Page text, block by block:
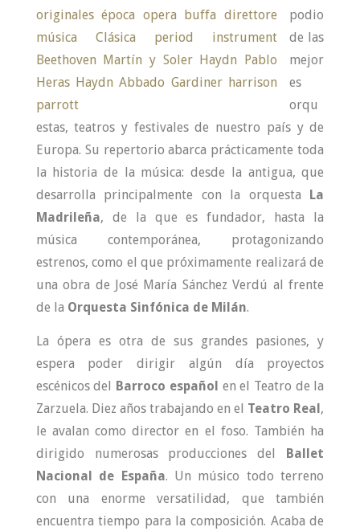
podio
de las
mejor
es
orqu
estas, teatros y festivales de nuestro país y de
Europa. Su repertorio abarca prácticamente toda
la historia de la música: desde la antigua, que
desarrolla principalmente con la orquesta La
Madrileña, de la que es fundador, hasta la
música contemporánea, protagonizando
estrenos, como el que próximamente realizará de
una obra de José María Sánchez Verdú al frente
de la Orquesta Sinfónica de Milán.
La ópera es otra de sus grandes pasiones, y
espera poder dirigir algún día proyectos
escénicos del Barroco español en el Teatro de la
Zarzuela. Diez años trabajando en el Teatro Real,
le avalan como director en el foso. También ha
dirigido numerosas producciones del Ballet
Nacional de España. Un músico todo terreno
con una enorme versatilidad, que también
encuentra tiempo para la composición. Acaba de